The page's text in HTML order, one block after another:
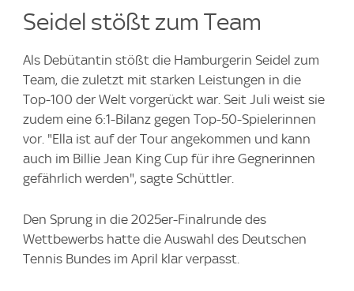
Seidel stößt zum Team
Als Debütantin stößt die Hamburgerin Seidel zum
Team, die zuletzt mit starken Leistungen in die
Top-100 der Welt vorgerückt war. Seit Juli weist sie
zudem eine 6:1-Bilanz gegen Top-50-Spielerinnen
vor. "Ella ist auf der Tour angekommen und kann
auch im Billie Jean King Cup für ihre Gegnerinnen
gefährlich werden", sagte Schüttler.
Den Sprung in die 2025er-Finalrunde des
Wettbewerbs hatte die Auswahl des Deutschen
Tennis Bundes im April klar verpasst.